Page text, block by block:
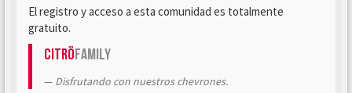
El registro y acceso a esta comunidad es totalmente
gratuito.
CitröFamily
Disfrutando con nuestros chevrones.